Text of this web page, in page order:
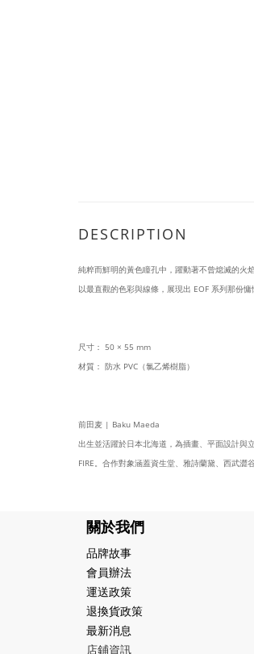
DESCRIPTION
純粹而鮮明的黃色瞳孔中，躍動著不曾熄滅的火
以最直觀的色彩與線條，展現出 EOF 系列那份
尺寸： 50 × 55 mm
材質： 防水 PVC（氯乙烯樹脂）
前田麦 | Baku Maeda
出生並活躍於日本北海道，為插畫、平面設計與
FIRE。合作對象涵蓋資生堂、雅詩蘭黛、西武澀
關於我們
品牌故事
會員辦法
運送政策
退換貨政策
最新消息
店鋪資訊